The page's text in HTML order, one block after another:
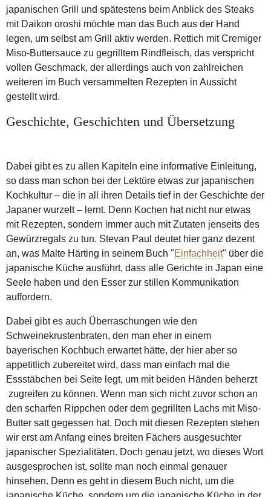
japanischen Grill und spätestens beim Anblick des Steaks
mit Daikon oroshi möchte man das Buch aus der Hand
legen, um selbst am Grill aktiv werden. Rettich mit Cremiger
Miso-Buttersauce zu gegrilltem Rindfleisch, das verspricht
vollen Geschmack, der allerdings auch von zahlreichen
weiteren im Buch versammelten Rezepten in Aussicht
gestellt wird.
Geschichte, Geschichten und Übersetzung
Dabei gibt es zu allen Kapiteln eine informative Einleitung,
so dass man schon bei der Lektüre etwas zur japanischen
Kochkultur – die in all ihren Details tief in der Geschichte der
Japaner wurzelt – lernt. Denn Kochen hat nicht nur etwas
mit Rezepten, sondern immer auch mit Zutaten jenseits des
Gewürzregals zu tun. Stevan Paul deutet hier ganz dezent
an, was Malte Härting in seinem Buch "Einfachheit" über die
japanische Küche ausführt, dass alle Gerichte in Japan eine
Seele haben und den Esser zur stillen Kommunikation
auffordern.
Dabei gibt es auch Überraschungen wie den
Schweinekrustenbraten, den man eher in einem
bayerischen Kochbuch erwartet hätte, der hier aber so
appetitlich zubereitet wird, dass man einfach mal die
Essstäbchen bei Seite legt, um mit beiden Händen beherzt
zugreifen zu können. Wenn man sich nicht zuvor schon an
den scharfen Rippchen oder dem gegrillten Lachs mit Miso-
Butter satt gegessen hat. Doch mit diesen Rezepten stehen
wir erst am Anfang eines breiten Fächers ausgesuchter
japanischer Spezialitäten. Doch genau jetzt, wo dieses Wort
ausgesprochen ist, sollte man noch einmal genauer
hinsehen. Denn es geht in diesem Buch nicht, um die